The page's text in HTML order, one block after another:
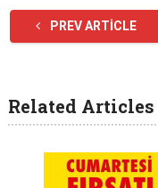
PREV ARTICLE
Related Articles